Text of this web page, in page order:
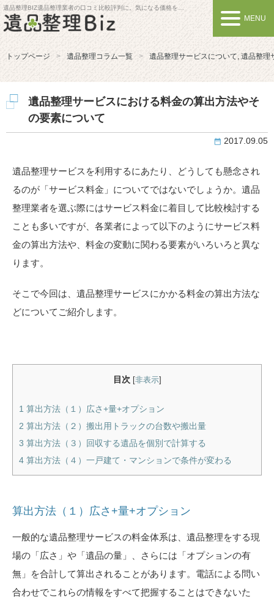
遺品整理BIZ遺品整理業者の口コミ比較評判に。気になる価格を比較しよう
MENU
トップページ 遺品整理コラム一覧 遺品整理サービスについて, 遺品整理
遺品整理サービスにおける料金の算出方法やそ
の要素について
2017.09.05
遺品整理サービスを利用するにあたり、どうしても懸念され
るのが「サービス料金」についてではないでしょうか。遺品
整理業者を選ぶ際にはサービス料金に着目して比較検討する
ことも多いですが、各業者によって以下のようにサービス料
金の算出方法や、料金の変動に関わる要素がいろいろと異な
ります。
そこで今回は、遺品整理サービスにかかる料金の算出方法な
どについてご紹介します。
目次 [非表示]
1 算出方法（１）広さ+量+オプション
2 算出方法（２）搬出用トラックの台数や搬出量
3 算出方法（３）回収する遺品を個別で計算する
4 算出方法（４）一戸建て・マンションで条件が変わる
算出方法（１）広さ+量+オプション
一般的な遺品整理サービスの料金体系は、遺品整理をする現
場の「広さ」や「遺品の量」、さらには「オプションの有
無」を合計して算出されることがあります。電話による問い
合わせでこれらの情報をすべて把握することはできないた